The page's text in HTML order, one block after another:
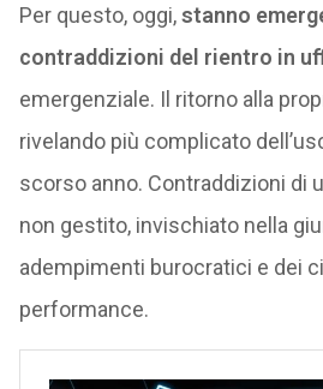
Per questo, oggi,stanno
contraddizioni del rientro in
emergenziale. Il ritorno alla
rivelando più complicato
scorso anno. Contraddizioni di
non gestito, invischiato nella
adempimenti burocratici e dei
performance.